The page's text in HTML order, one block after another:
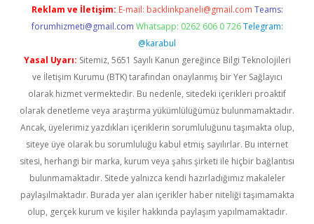
Reklam ve İletişim: E-mail: backlinkpaneli@gmail.com Teams:
forumhizmeti@gmail.com Whatsapp: 0262 606 0 726 Telegram:
@karabul
Yasal Uyarı: Sitemiz, 5651 Sayılı Kanun gereğince Bilgi Teknolojileri
ve İletişim Kurumu (BTK) tarafından onaylanmış bir Yer Sağlayıcı
olarak hizmet vermektedir. Bu nedenle, sitedeki içerikleri proaktif
olarak denetleme veya araştırma yükümlülüğümüz bulunmamaktadır.
Ancak, üyelerimiz yazdıkları içeriklerin sorumluluğunu taşımakta olup,
siteye üye olarak bu sorumluluğu kabul etmiş sayılırlar. Bu internet
sitesi, herhangi bir marka, kurum veya şahıs şirketi ile hiçbir bağlantısı
bulunmamaktadır. Sitede yalnızca kendi hazırladığımız makaleler
paylaşılmaktadır. Burada yer alan içerikler haber niteliği taşımamakta
olup, gerçek kurum ve kişiler hakkında paylaşım yapılmamaktadır.